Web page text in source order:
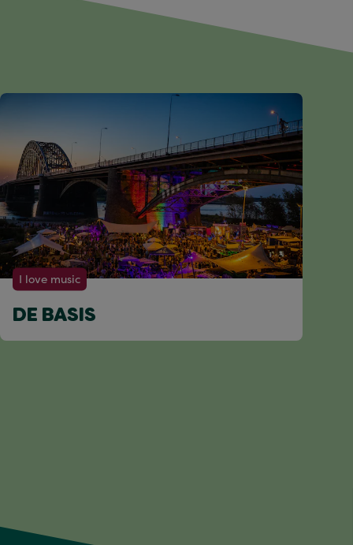
I love music
DE BASIS